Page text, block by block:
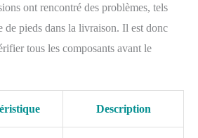
aucun risque de rayure
de votre sol, usage
recommandée de 450
INSTALLATION
RAPIDE : à l'aide du
ont rencontré des problèmes, tels
de pieds dans la livraison. Il est donc
tous les composants avant le
Description